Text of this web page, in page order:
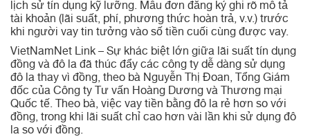
lịch sử tín dụng kỹ lưỡng. Mẫu đơn đăng ký ghi rõ mô tả
tài khoản (lãi suất, phí, phương thức hoàn trả, v.v.) trước
khi người vay tin tưởng vào số tiền cuối cùng được vay.
VietNamNet Link – Sự khác biệt lớn giữa lãi suất tín dụng
đồng và đô la đã thúc đẩy các công ty dễ dàng sử dụng
đô la thay vì đồng, theo bà Nguyễn Thị Đoan, Tổng Giám
đốc của Công ty Tư vấn Hoàng Dương và Thương mại
Quốc tế. Theo bà, việc vay tiền bằng đô la rẻ hơn so với
đồng, trong khi lãi suất chỉ cao hơn vài lần khi sử dụng đô
la so với đồng.